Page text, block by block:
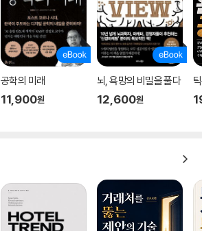
공학의 미래
11,900원
뇌, 욕망의 비밀을 풀다
12,600원